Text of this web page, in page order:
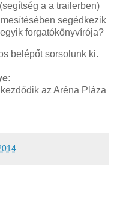
a a trailerben)
segédkezik
forgatókönyvírója?
belépőt sorsolunk ki.
az Aréna Pláza